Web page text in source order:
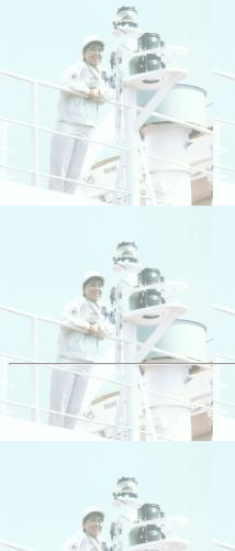
今週の「内航